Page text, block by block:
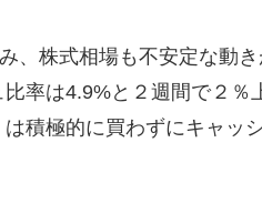
、株式相場も不安定な動
率は4.9%と２週間で２％
積極的に買わずにキャッ